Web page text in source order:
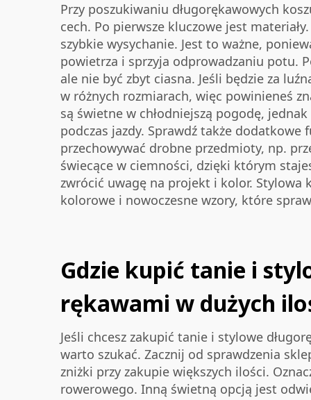
Przy poszukiwaniu długorękawowych
cech. Po pierwsze kluczowe jest
szybkie wysychanie. Jest to ważne,
powietrza i sprzyja odprowadzaniu potu.
ale nie być zbyt ciasna. Jeśli będzie za
w różnych rozmiarach, więc powinieneś
są świetne w chłodniejszą pogodę,
podczas jazdy. Sprawdź także
przechowywać drobne przedmioty, np.
świecące w ciemności, dzięki którym
zwrócić uwagę na projekt i kolor. Stylowa
kolorowe i nowoczesne wzory, które
Gdzie kupić tanie i
rękawami w dużych
Jeśli chcesz zakupić tanie i stylowe
warto szukać. Zacznij od sprawdzenia
zniżki przy zakupie większych ilości.
rowerowego. Inną świetną opcją jest